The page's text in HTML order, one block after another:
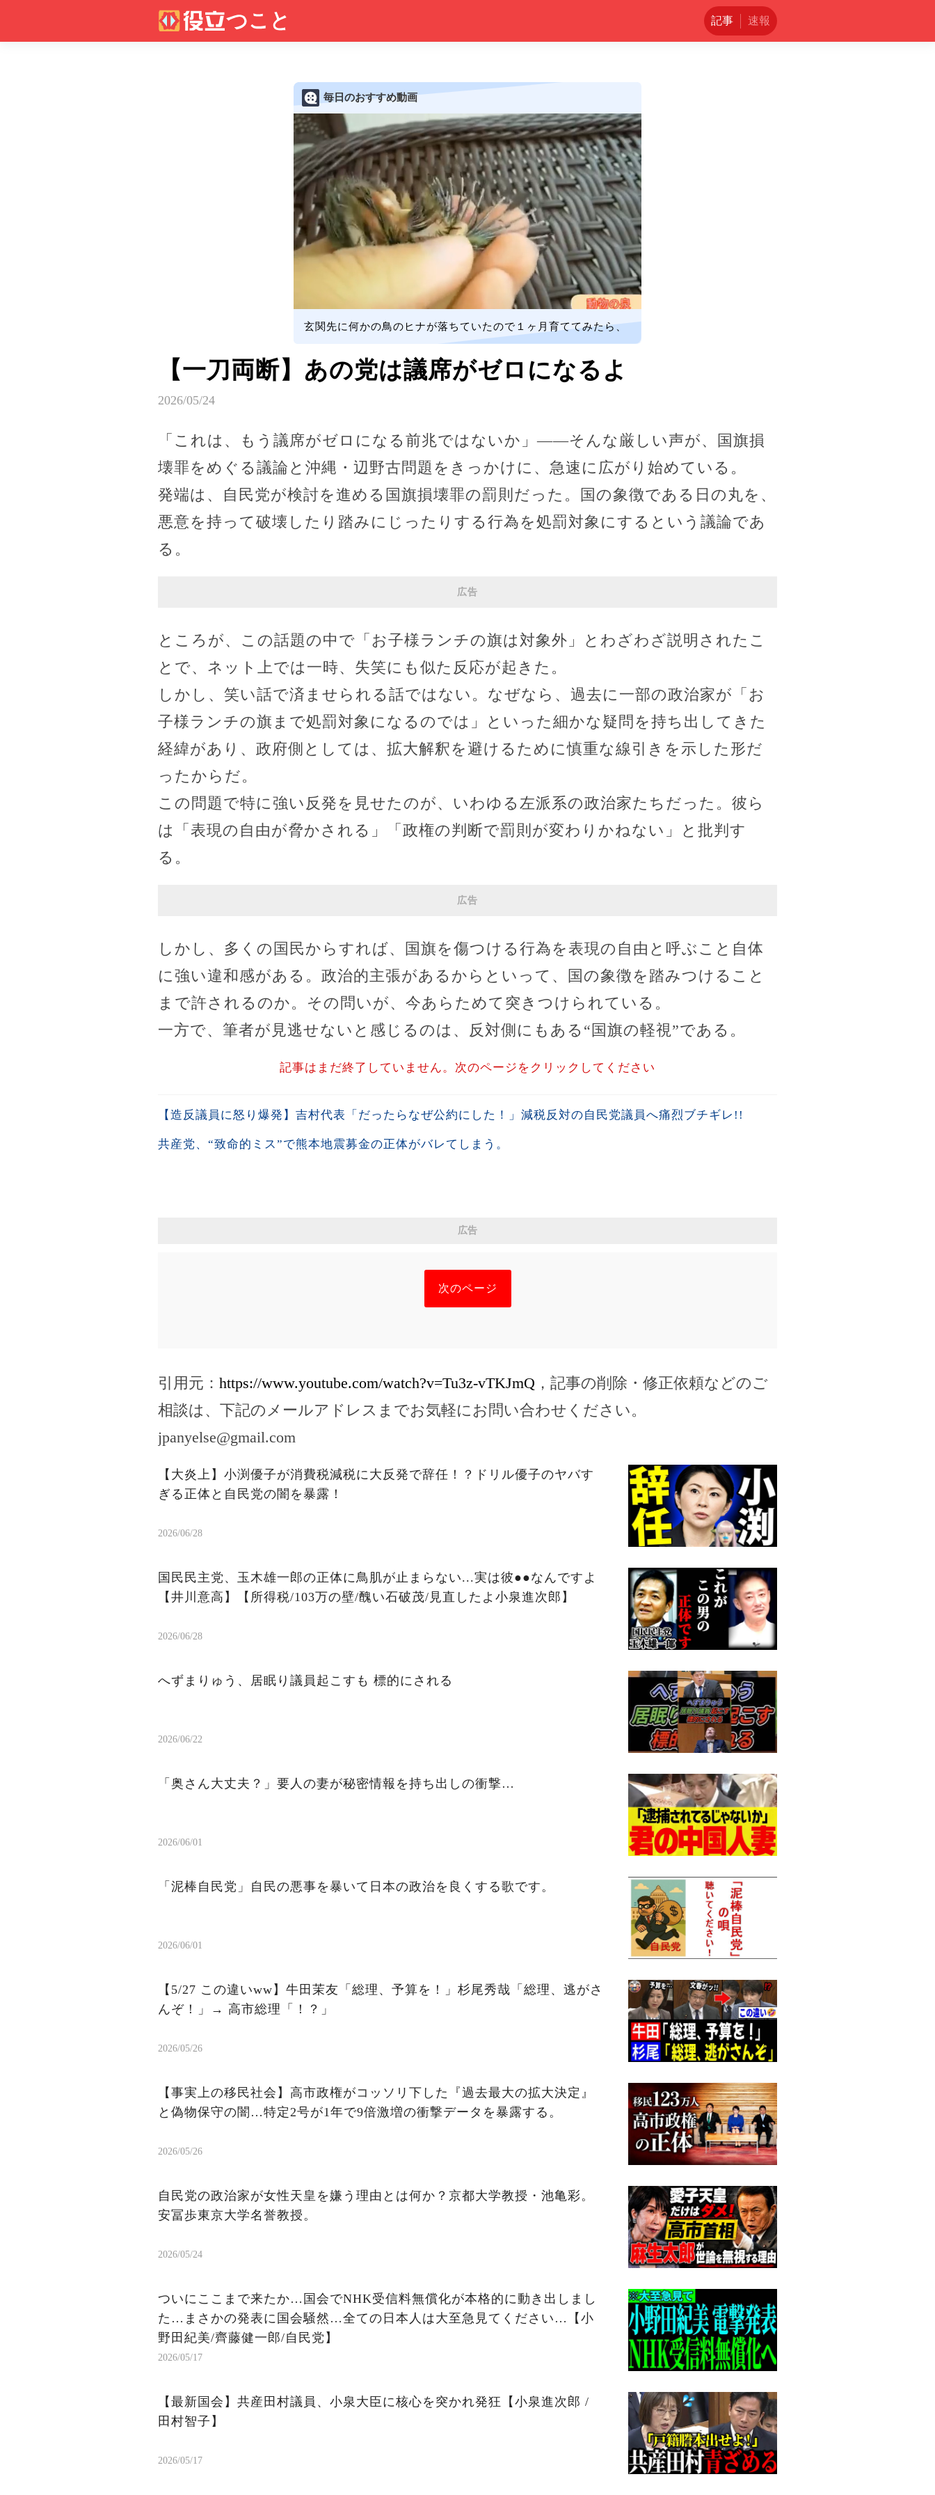
記事 速報
毎日のおすすめ動画
玄関先に何かの鳥のヒナが落ちていたので１ヶ月育ててみたら、
【一刀両断】あの党は議席がゼロになるよ
2026/05/24
「これは、もう議席がゼロになる前兆ではないか」——そんな厳しい声が、国旗損
壊罪をめぐる議論と沖縄・辺野古問題をきっかけに、急速に広がり始めている。
発端は、自民党が検討を進める国旗損壊罪の罰則だった。国の象徴である日の丸を、
悪意を持って破壊したり踏みにじったりする行為を処罰対象にするという議論であ
る。
広告
ところが、この話題の中で「お子様ランチの旗は対象外」とわざわざ説明されたこ
とで、ネット上では一時、失笑にも似た反応が起きた。
しかし、笑い話で済ませられる話ではない。なぜなら、過去に一部の政治家が「お
子様ランチの旗まで処罰対象になるのでは」といった細かな疑問を持ち出してきた
経緯があり、政府側としては、拡大解釈を避けるために慎重な線引きを示した形だ
ったからだ。
この問題で特に強い反発を見せたのが、いわゆる左派系の政治家たちだった。彼ら
は「表現の自由が脅かされる」「政権の判断で罰則が変わりかねない」と批判す
る。
広告
しかし、多くの国民からすれば、国旗を傷つける行為を表現の自由と呼ぶこと自体
に強い違和感がある。政治的主張があるからといって、国の象徴を踏みつけること
まで許されるのか。その問いが、今あらためて突きつけられている。
一方で、筆者が見逃せないと感じるのは、反対側にもある“国旗の軽視”である。
記事はまだ終了していません。次のページをクリックしてください
【造反議員に怒り爆発】吉村代表「だったらなぜ公約にした！」減税反対の自民党議員へ痛烈ブチギレ!!
共産党、“致命的ミス”で熊本地震募金の正体がバレてしまう。
広告
次のページ
引用元： https://www.youtube.com/watch?v=Tu3z-vTKJmQ ，記事の削除・修正依頼などのご
相談は、下記のメールアドレスまでお気軽にお問い合わせください。
jpanyelse@gmail.com
【大炎上】小渕優子が消費税減税に大反発で辞任！？ドリル優子のヤバす
ぎる正体と自民党の闇を暴露！
2026/06/28
国民民主党、玉木雄一郎の正体に鳥肌が止まらない...実は彼●●なんですよ
【井川意高】【所得税/103万の壁/醜い石破茂/見直したよ小泉進次郎】
2026/06/28
へずまりゅう、居眠り議員起こすも 標的にされる
2026/06/22
「奥さん大丈夫？」要人の妻が秘密情報を持ち出しの衝撃…
2026/06/01
「泥棒自民党」自民の悪事を暴いて日本の政治を良くする歌です。
2026/06/01
【5/27 この違いww】牛田茉友「総理、予算を！」杉尾秀哉「総理、逃がさ
んぞ！」→ 高市総理「！？」
2026/05/26
【事実上の移民社会】高市政権がコッソリ下した『過去最大の拡大決定』
と偽物保守の闇…特定2号が1年で9倍激増の衝撃データを暴露する。
2026/05/26
自民党の政治家が女性天皇を嫌う理由とは何か？京都大学教授・池亀彩。
安冨歩東京大学名誉教授。
2026/05/24
ついにここまで来たか…国会でNHK受信料無償化が本格的に動き出しまし
た…まさかの発表に国会騒然…全ての日本人は大至急見てください…【小
野田紀美/齊藤健一郎/自民党】
2026/05/17
【最新国会】共産田村議員、小泉大臣に核心を突かれ発狂【小泉進次郎 /
田村智子】
2026/05/17